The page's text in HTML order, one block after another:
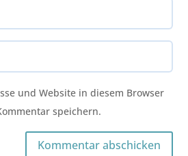
und Website in diesem Browser
speichern.
Kommentar abschicken